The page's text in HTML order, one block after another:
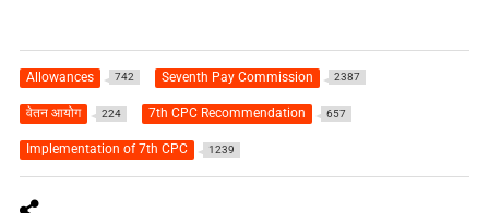
Allowances 742 Seventh Pay Commission 2387
वेतन आयोग 224 7th CPC Recommendation 657
Implementation of 7th CPC 1239